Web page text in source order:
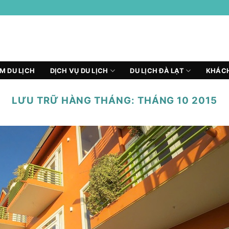
DU LỊCH DỊCH VỤ DU LỊCH DU LỊCH ĐÀ LẠT
LƯU TRỮ HÀNG THÁNG: THÁNG 10 2015